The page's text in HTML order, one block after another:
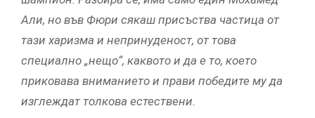
Али, но във Фюри сякаш присъства частица от
тази харизма и непринуденост, от това
специално „нещо“, каквото и да е то, което
приковава вниманието и прави победите му да
изглеждат толкова естествени.